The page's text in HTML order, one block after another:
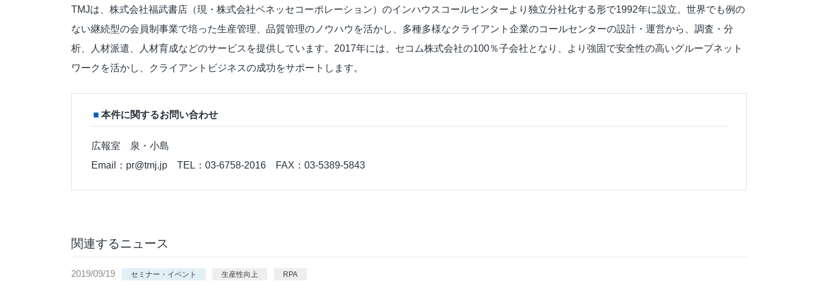
TMJは、株式会社福武書店（現・株式会社ベネッセコーポレーション）のインハウスコールセンターより独立分社化する形で1992年に設立。世界でも例の
ない継続型の会員制事業で培った生産管理、品質管理のノウハウを活かし、多種多様なクライアント企業のコールセンターの設計・運営から、調査・分
析、人材派遣、人材育成などのサービスを提供しています。2017年には、セコム株式会社の100％子会社となり、より強固で安全性の高いグループネット
ワークを活かし、クライアントビジネスの成功をサポートします。
本件に関するお問い合わせ
広報室 泉・小島
Email：pr@tmj.jp TEL：03-6758-2016 FAX：03-5389-5843
関連するニュース
2019/09/19 セミナー・イベント 生産性向上 RPA